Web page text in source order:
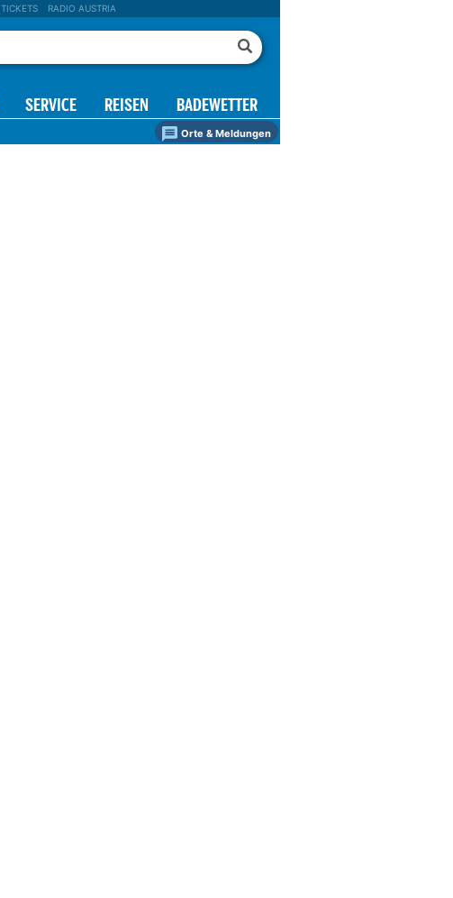
TICKETS RADIO AUSTRIA
SERVICE REISEN BADEWETTER
Orte & Meldungen